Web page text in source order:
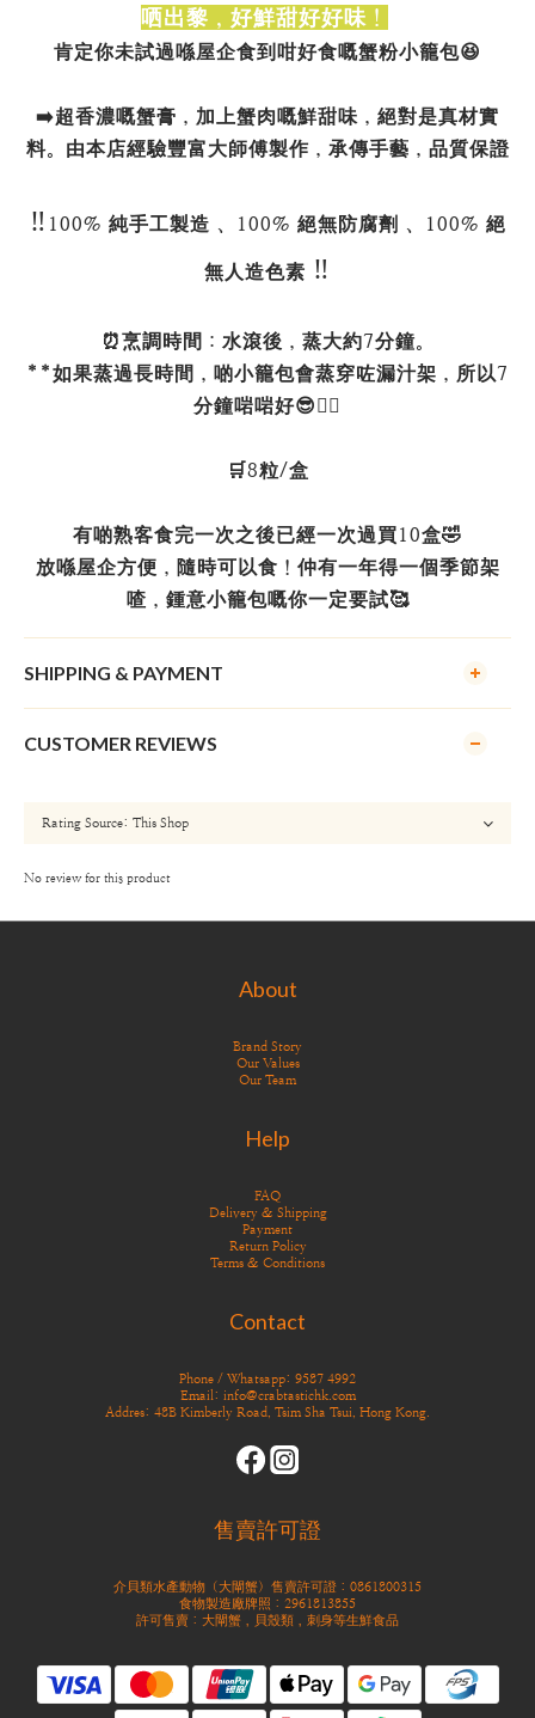
哂出黎，好鮮甜好好味！
肯定你未試過喺屋企食到咁好食嘅蟹粉小籠包😆
➡️超香濃嘅蟹膏，加上蟹肉嘅鮮甜味，絕對是真材實
料。由本店經驗豐富大師傅製作，承傳手藝，品質保證
‼️ 100% 純手工製造 、100% 絕無防腐劑 、100% 絕
無人造色素 ‼️
⏰烹調時間：水滾後，蒸大約7分鐘。
**如果蒸過長時間，啲小籠包會蒸穿咗漏汁架，所以7
分鐘啱啱好😎👌🏻
🛒8粒/盒
有啲熟客食完一次之後已經一次過買10盒🤣
放喺屋企方便，隨時可以食！仲有一年得一個季節架
喳，鍾意小籠包嘅你一定要試🥰
SHIPPING & PAYMENT
CUSTOMER REVIEWS
No review for this product
About
Brand Story
Our Values
Our Team
Help
FAQ
Delivery & Shipping
Payment
Return Policy
Terms & Conditions
Contact
Phone / Whatsapp: 9587 4992
Email: info@crabtastichk.com
Addres: 48B Kimberly Road, Tsim Sha Tsui, Hong Kong.
售賣許可證
介貝類水產動物（大閘蟹）售賣許可證：0861800315
食物製造廠牌照：2961813855
許可售賣：大閘蟹，貝殼類，刺身等生鮮食品